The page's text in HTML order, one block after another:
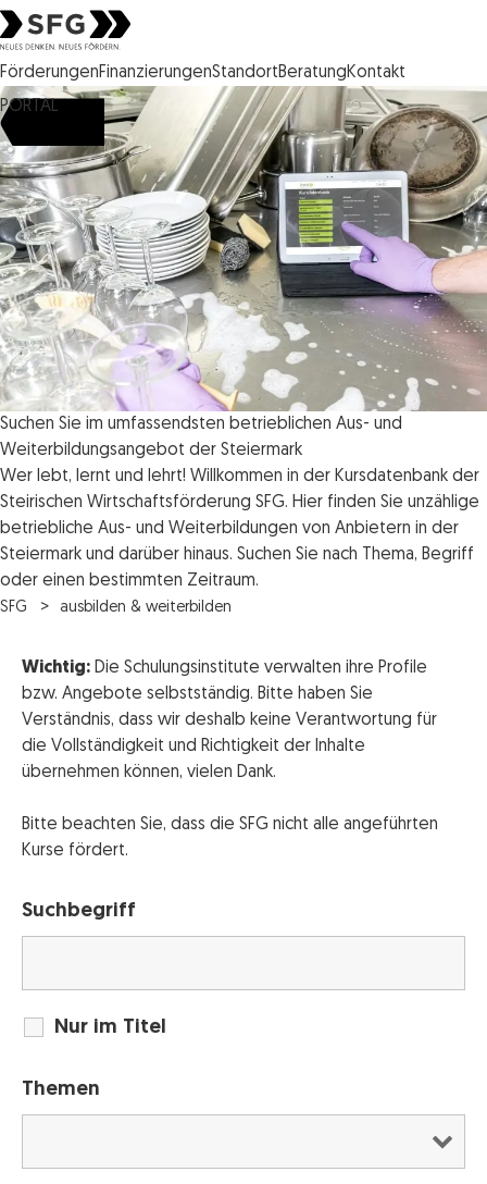
Steirische Wirtschaftsförderungsgesellschaft mbH SFG Logo
FörderungenFinanzierungenStandortBeratungKontakt
PORTAL
Suchen Sie im umfassendsten betrieblichen Aus- und
Weiterbildungsangebot der Steiermark
Wer lebt, lernt und lehrt! Willkommen in der Kursdatenbank der
Steirischen Wirtschaftsförderung SFG. Hier finden Sie unzählige
betriebliche Aus- und Weiterbildungen von Anbietern in der
Steiermark und darüber hinaus. Suchen Sie nach Thema, Begriff
oder einen bestimmten Zeitraum.
SFG ausbilden & weiterbilden
Wichtig: Die Schulungsinstitute verwalten ihre Profile
bzw. Angebote selbstständig. Bitte haben Sie
Verständnis, dass wir deshalb keine Verantwortung für
die Vollständigkeit und Richtigkeit der Inhalte
übernehmen können, vielen Dank.
Bitte beachten Sie, dass die SFG nicht alle angeführten
Kurse fördert.
Suchbegriff
Nur im Titel
Themen